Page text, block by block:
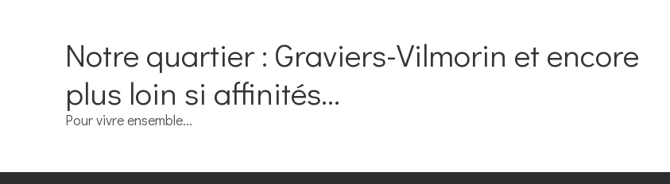
Notre quartier : Graviers-Vilmorin et encore
plus loin si affinités...
Pour vivre ensemble...